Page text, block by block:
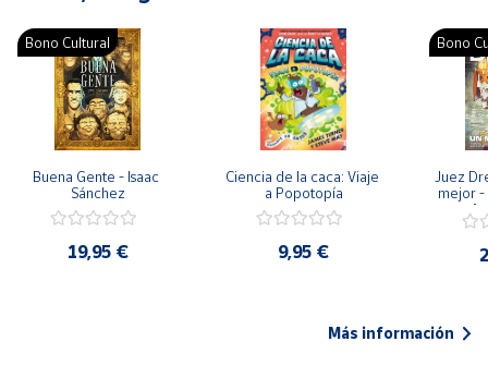
Bono Cultural
Buena Gente - Isaac
Sánchez
19,95 €
Ciencia de la caca: Viaje
a Popotopía
9,95 €
Bono
Juez
mejor -
Más información